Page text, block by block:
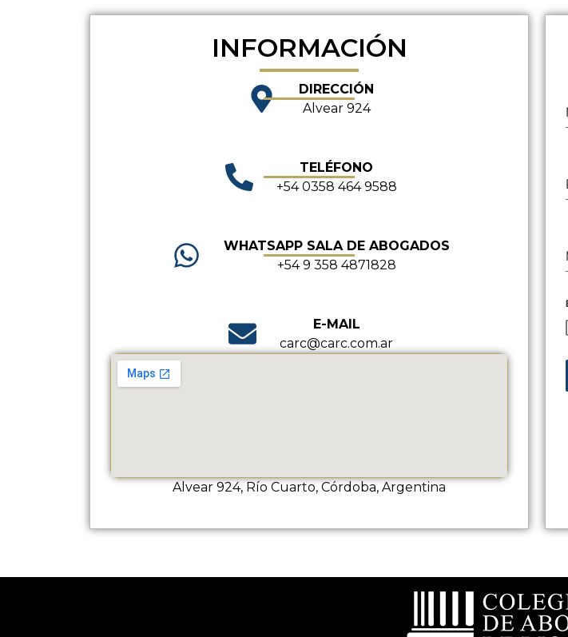
INFORMACIÓN
DIRECCIÓN
Alvear 924
TELÉFONO
+54 0358 464 9588
WHATSAPP SALA DE ABOGADOS
+54 9 358 4871828
E-MAIL
carc@carc.com.ar
Alvear 924, Río Cuarto, Córdoba, Argentina